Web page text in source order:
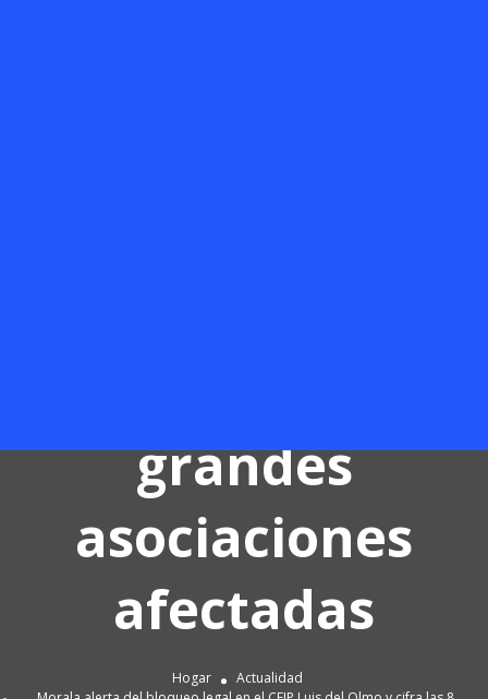
grandes
asociaciones
afectadas
Hogar
Actualidad